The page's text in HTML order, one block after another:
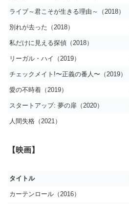
ライブ～君こそが生きる理由～（2018）
別れが去った（2018）
私だけに見える探偵（2018）
リーガル・ハイ（2019）
チェックメイト!〜正義の番人〜（2019）
愛の不時着（2019）
スタートアップ: 夢の扉（2020）
人間失格（2021）
【映画】
タイトル
カーテンロール（2016）